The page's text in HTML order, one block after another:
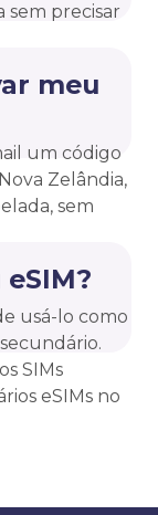
sem precisar
meu
um código
Zelândia,
sem
usá-lo como
SIMs
eSIMs no